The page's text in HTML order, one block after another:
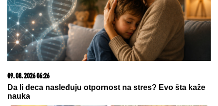
09. 08. 2026 06:26
Da li deca nasleđuju otpornost na stres? Evo šta kaže
nauka